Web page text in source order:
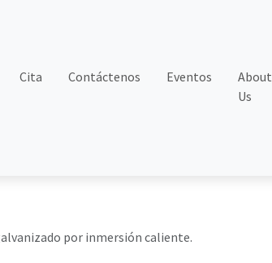
Cita Contáctenos Eventos
About
Us
por inmersión caliente.